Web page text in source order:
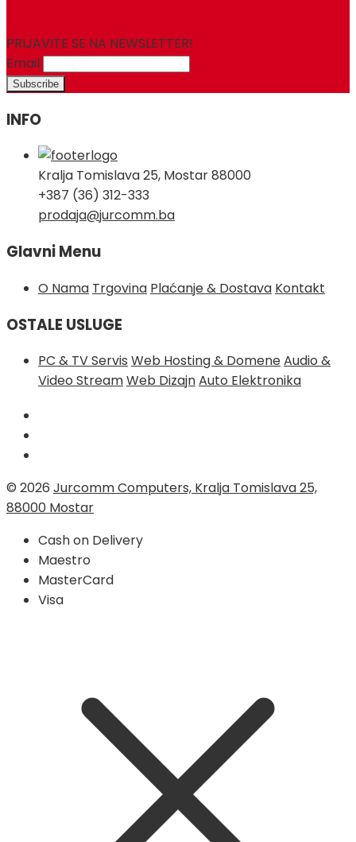
PRIJAVITE SE NA NEWSLETTER!
Email
INFO
Kralja Tomislava 25, Mostar 88000
+387 (36) 312-333
prodaja@jurcomm.ba
Glavni Menu
O Nama Trgovina Plaćanje & Dostava Kontakt
OSTALE USLUGE
PC & TV Servis Web Hosting & DomeneAudio &
Video StreamWeb DizajnAuto Elektronika
© 2026 Jurcomm Computers, Kralja Tomislava 25,
88000 Mostar
Cash on Delivery
Maestro
MasterCard
Visa